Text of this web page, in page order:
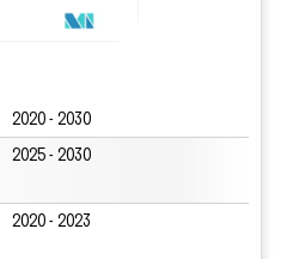
2020 - 2030
2025 - 2030
2020 - 2023